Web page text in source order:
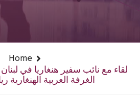
Home
لقاء مع نائب سفير هنغاريا في
الغرفة العربية